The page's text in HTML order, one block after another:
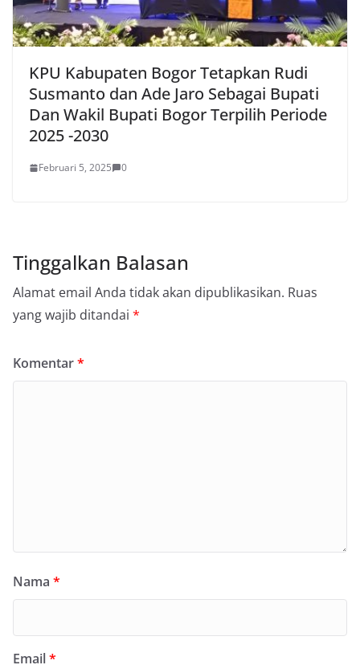
KPU Kabupaten Bogor Tetapkan Rudi
Susmanto dan Ade Jaro Sebagai Bupati
Dan Wakil Bupati Bogor Terpilih Periode
2025 -2030
Februari 5, 2025 0
Tinggalkan Balasan
Alamat email Anda tidak akan dipublikasikan. Ruas
yang wajib ditandai *
Komentar*
Nama *
Email*